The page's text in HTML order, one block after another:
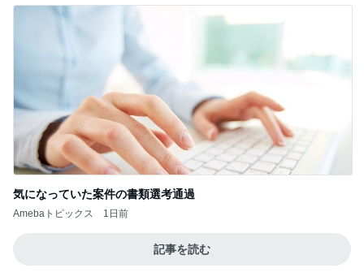
気になっていた案件の書類選考通過
Amebaトピックス 1日前
記事を読む